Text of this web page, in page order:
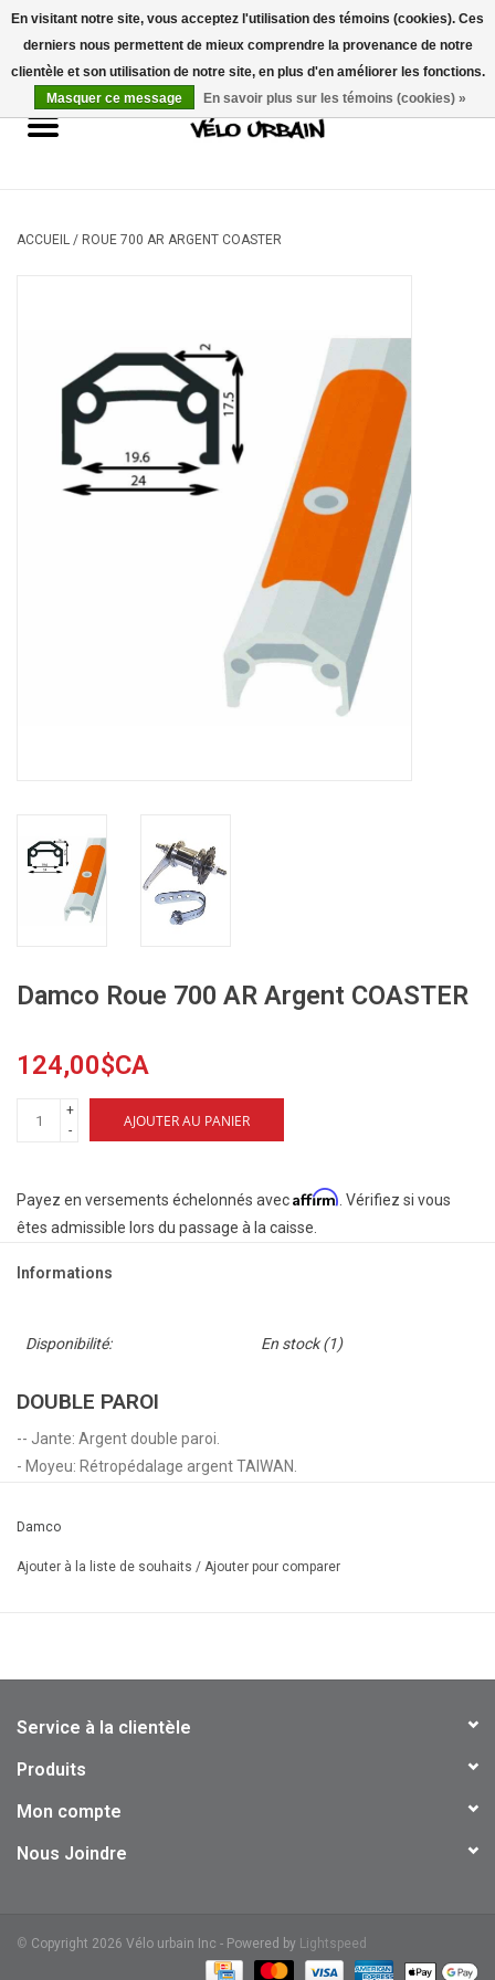
USD/CAD 0 Articles - 0,00$CA
Vélos neufs
Mécanique
Idées Cadeaux
Composantes
ACCUEIL / ROUE 700 AR ARGENT COASTER
Damco Roue 700 AR Argent COASTER
124,00$CA
+
-
AJOUTER AU PANIER
Payez en versements échelonnés avecAffirm. Vérifiez si vous
êtes admissible lors du passage à la caisse.
Informations
Disponibilité: En stock(1)
DOUBLE PAROI
-- Jante: Argent double paroi.
- Moyeu: Rétropédalage argent TAIWAN.
- 36T.
Damco
Ajouter à la liste de souhaits / Ajouter pour comparer
Service à la clientèle
Produits
Mon compte
Nous Joindre
© Copyright 2026 Vélo urbain Inc - Powered by Lightspeed
En visitant notre site, vous acceptez l'utilisation des témoins (cookies). Ces
derniers nous permettent de mieux comprendre la provenance de notre
clientèle et son utilisation de notre site, en plus d'en améliorer les fonctions.
Masquer ce message
En savoir plus sur les témoins (cookies) »